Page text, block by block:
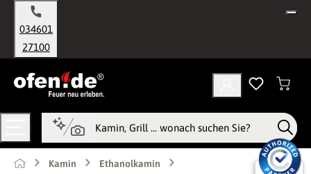
springen
034601
27100
Kamin
Ethanolkamin